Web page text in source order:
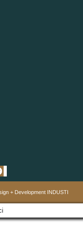
+ Development INDUSTI